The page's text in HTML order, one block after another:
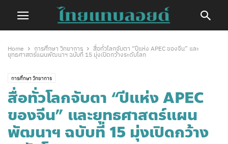
Home การศึกษา วิทยาการ
สื่อทั่วโลกจับตา “ปีแห่ง APEC ของจีน” และ
ยุทธศาสตร์แผนพัฒนาฯ ฉบับที่ 15 มุ่งเปิดกว้างระดับโลก
การศึกษา วิทยาการ
สื่อทั่วโลกจับตา “ปีแห่ง APEC
ของจีน” และยุทธศาสตร์แผน
พัฒนาฯ ฉบับที่ 15 มุ่งเปิดกว้าง